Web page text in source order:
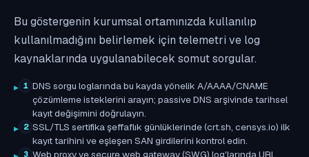
Bu göstergenin kurumsal ortamınızda kullanılıp
kullanılmadığını belirlemek için telemetri ve log
kaynaklarında uygulanabilecek somut sorgular.
1 DNS sorgu loglarında bu kayda yönelik A/AAAA/CNAME
çözümleme isteklerini arayın; passive DNS arşivinde tarihsel
kayıt değişimini doğrulayın.
2 SSL/TLS sertifika şeffaflık günlüklerinde (crt.sh, censys.io) ilk
kayıt tarihini ve eşleşen SAN girdilerini kontrol edin.
3 Web proxy ve secure web gateway (SWG) log'larında URL